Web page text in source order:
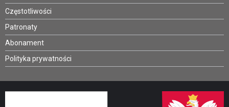
Częstotliwości
Patronaty
Abonament
Polityka prywatności